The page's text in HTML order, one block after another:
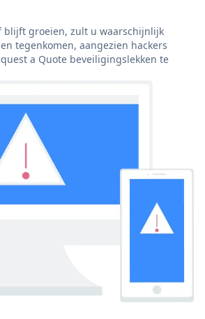
blijft groeien, zult u waarschijnlijk
tegenkomen, aangezien hackers
a Quote beveiligingslekken te